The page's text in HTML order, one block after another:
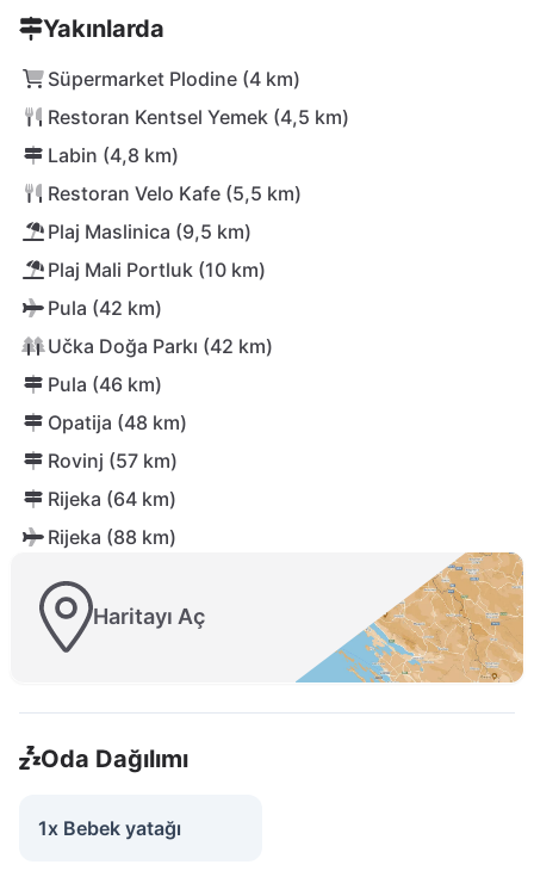
Yakınlarda
Süpermarket Plodine (4 km)
Restoran Kentsel Yemek (4,5 km)
Labin (4,8 km)
Restoran Velo Kafe (5,5 km)
Plaj Maslinica (9,5 km)
Plaj Mali Portluk (10 km)
Pula (42 km)
Učka Doğa Parkı (42 km)
Pula (46 km)
Opatija (48 km)
Rovinj (57 km)
Rijeka (64 km)
Rijeka (88 km)
Haritayı Aç
Oda Dağılımı
1x Bebek yatağı